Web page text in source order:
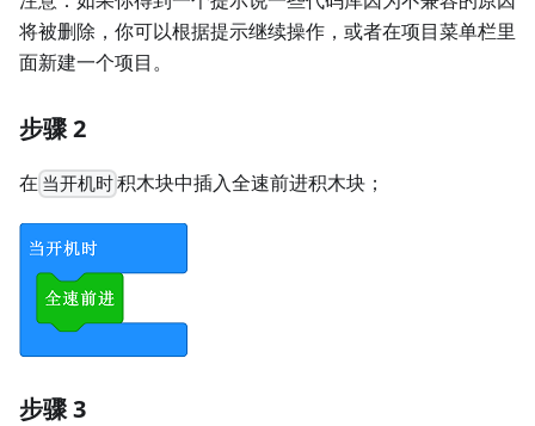
将被删除，你可以根据提示继续操作，或者在项目菜单栏里
面新建一个项目。
步骤 2
在 当开机时积木块中插入全速前进积木块；
步骤 3